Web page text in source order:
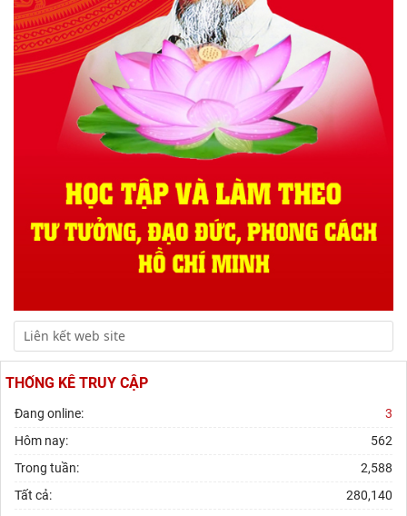
THỐNG KÊ TRUY CẬP
Đang online:
3
Hôm nay:
562
Trong tuần:
2,588
Tất cả:
280,140